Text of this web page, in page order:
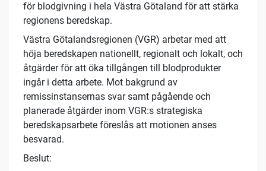
för blodgivning i hela Västra Götaland för att stärka
regionens beredskap.
Västra Götalandsregionen (VGR) arbetar med att
höja beredskapen nationellt, regionalt och lokalt, och
åtgärder för att öka tillgången till blodprodukter
ingår i detta arbete. Mot bakgrund av
remissinstansernas svar samt pågående och
planerade åtgärder inom VGR:s strategiska
beredskapsarbete föreslås att motionen anses
besvarad.
Beslut: